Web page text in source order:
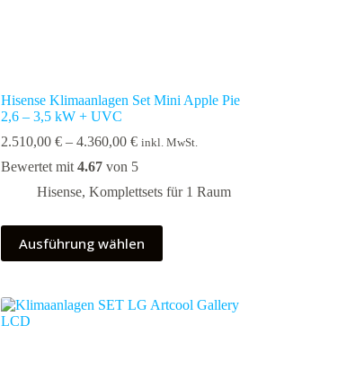
Hisense Klimaanlagen Set Mini Apple Pie
2,6 – 3,5 kW + UVC
2.510,00 € – 4.360,00 €Preisspanne:
bis
4.360,00 €
inkl. MwSt.
Bewertet mit 4.67von 5
Hisense, Komplettsets für 1 Raum
Ausführung wählen
Dieses
Produkt
weist
Varianten
auf.
Die